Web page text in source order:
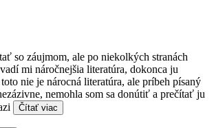
so záujmom, ale po niekolkých stranách
mi náročnejšia literatúra, dokonca ju
nie je nárocná literatúra, ale príbeh písaný
nemohla som sa donútiť a prečítať ju
Čítať viac